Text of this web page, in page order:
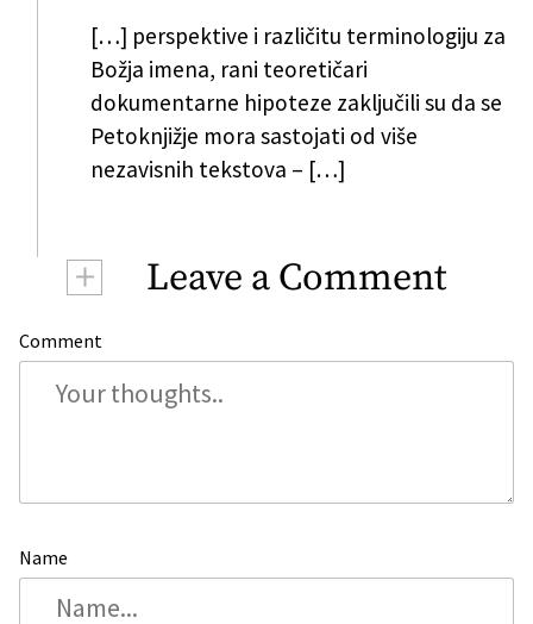
[…] perspektive i različitu terminologiju za
Božja imena, rani teoretičari
dokumentarne hipoteze zaključili su da se
Petoknjižje mora sastojati od više
nezavisnih tekstova – […]
+ Leave a Comment
Comment
Name